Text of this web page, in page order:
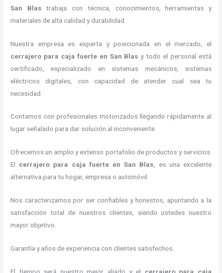
San Blas trabaja con técnica, conocimientos, herramientas y
materiales de alta calidad y durabilidad.
Nuestra empresa es experta y posicionada en el mercado, el
cerrajero para caja fuerteen San Blas y todo el personal está
certificado, especializado en sistemas mecánicos, sistemas
eléctricos digitales, con capacidad de atender cual sea tu
necesidad.
Contamos con profesionales motorizados llegando rápidamente al
lugar señalado para dar solución al inconveniente.
Ofrecemos un amplio y extenso portafolio de productos y servicios.
El cerrajero para caja fuerteen San Blas, es una excelente
alternativa para tu hogar, empresa o automóvil.
Nos caracterizamos por ser confiables y honestos, apuntando a la
satisfacción total de nuestros clientes, siendo ustedes nuestro
mayor objetivo.
Garantía y años de experiencia con clientes satisfechos.